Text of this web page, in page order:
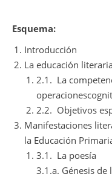
Esquema:
Introducción
La educación
2.1. La
2.2. Objetivos
Manifestaciones
la Educación
3.1. La poesía
3.1.a. Génesis de